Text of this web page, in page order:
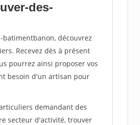
des-
découvrez
Recevez dès à présent
pourrez ainsi proposer vos
besoin d'un artisan pour
demandant des
secteur d'activité, trouver